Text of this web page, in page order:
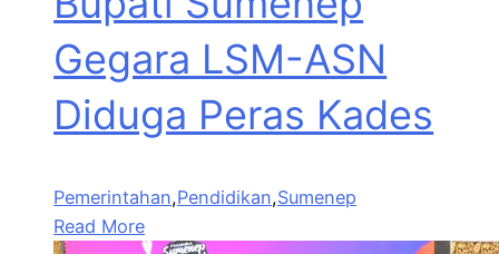
Gegara LSM-ASN
Diduga Peras Kades
Pemerintahan,Pendidikan,Sumenep
Read More